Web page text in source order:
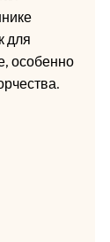
для
особенно